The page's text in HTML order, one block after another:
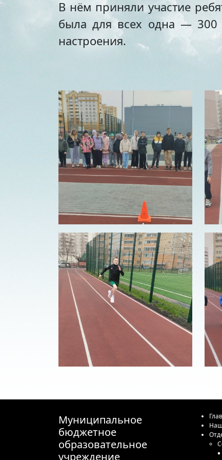
В нём приняли участие
была для всех одна — 300
настроения.
Муниципальное
бюджетное
образовательное
учреждение